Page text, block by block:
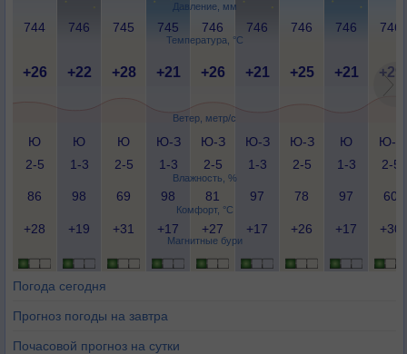
Давление, мм
Температура, °C
Ветер, метр/с
Влажность, %
Комфорт, °C
Магнитные бури
744 746 745 745 746 746 746 746 746
+26 +22 +28 +21 +26 +21 +25 +21 +29
Ю
2-5
Ю
1-3
Ю
2-5
Ю-З
1-3
Ю-З
2-5
Ю-З
1-3
Ю-З
2-5
Ю
1-3
Ю-З
2-5
86 98 69 98 81 97 78 97 60
+28 +19 +31 +17 +27 +17 +26 +17 +30
Погода сегодня
Прогноз погоды на завтра
Почасовой прогноз на сутки